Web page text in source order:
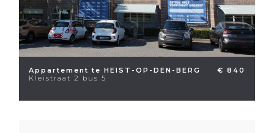
Appartement te HEIST-OP-DEN-BERG
Kleistraat 2 bus 5
€ 840